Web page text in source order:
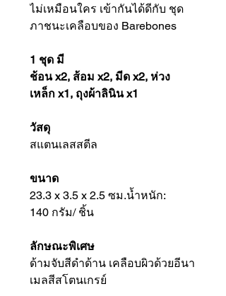
ไม่เหมือนใคร เข้ากันได้ดีกับ ชุด
ภาชนะเคลือบของ Barebones
1 ชุด มี
ช้อน x2, ส้อม x2, มีด x2, ห่วง
เหล็ก x1, ถุงผ้าลินิน x1
วัสดุ
สแตนเลสสตีล
ขนาด
23.3 x 3.5 x 2.5 ซม.น้ำหนัก:
140 กรัม/ ชิ้น
ลักษณะพิเศษ
ด้ามจับสีดำด้าน เคลือบผิวด้วยอีนา
เมลสีสโตนเกรย์